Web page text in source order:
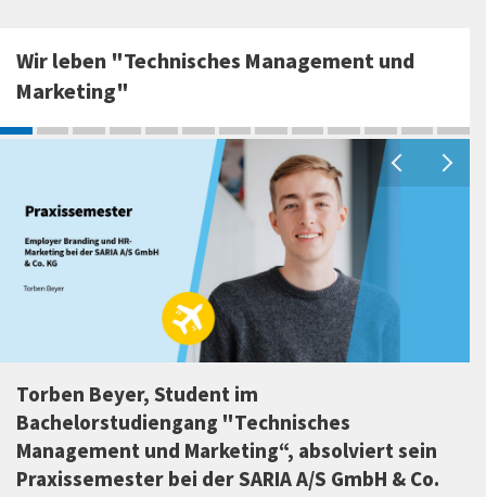
Wir leben "Technisches Management und
Marketing"
sein
& Co.
Daniel Overhoff, „Technisches
und Marketing“-Absolvent 2018,
Sustainability Reporting Coordinator
Berner Group